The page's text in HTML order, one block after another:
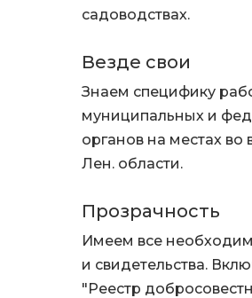
садоводствах.
Везде свои
Знаем специфику
муниципальных и
органов на местах во
Лен. области.
Прозрачность
Имеем все
и свидетельства.
"Реестр